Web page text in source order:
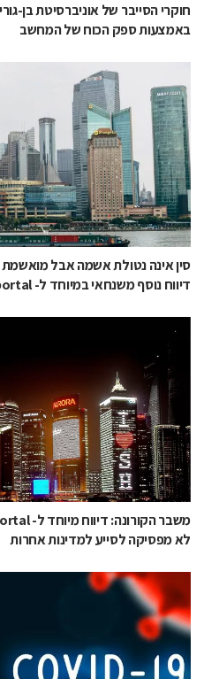
חוקרי הסייבר של אוניברסיטת בן-
באמצעות ספק הכוח של המחשב
סין אינה נטולת אשמה אבל
דיווח נוסף משנחאי במיוחד ל- Chiportal
לא מפסיקה לסייע למדינות אחרות